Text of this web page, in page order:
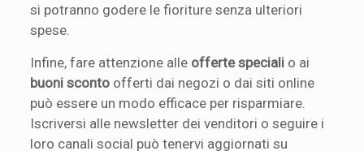
si potranno godere le fioriture senza ulteriori
spese.
Infine, fare attenzione alle offerte speciali o ai
buoni sconto offerti dai negozi o dai siti online
può essere un modo efficace per risparmiare.
Iscriversi alle newsletter dei venditori o seguire i
loro canali social può tenervi aggiornati su